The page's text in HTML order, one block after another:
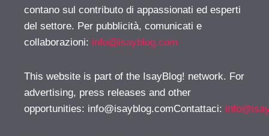
contano sul contributo di appassionati ed esperti
del settore. Per pubblicità, comunicati e
collaborazioni: info@isayblog.com
This website is part of the IsayBlog! network. For
advertising, press releases and other
opportunities: info@isayblog.comContattaci: